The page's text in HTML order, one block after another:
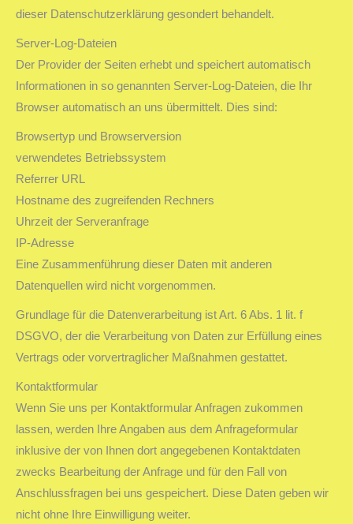
dieser Datenschutzerklärung gesondert behandelt.
Server-Log-Dateien
Der Provider der Seiten erhebt und speichert automatisch
Informationen in so genannten Server-Log-Dateien, die Ihr
Browser automatisch an uns übermittelt. Dies sind:
Browsertyp und Browserversion
verwendetes Betriebssystem
Referrer URL
Hostname des zugreifenden Rechners
Uhrzeit der Serveranfrage
IP-Adresse
Eine Zusammenführung dieser Daten mit anderen
Datenquellen wird nicht vorgenommen.
Grundlage für die Datenverarbeitung ist Art. 6 Abs. 1 lit. f
DSGVO, der die Verarbeitung von Daten zur Erfüllung eines
Vertrags oder vorvertraglicher Maßnahmen gestattet.
Kontaktformular
Wenn Sie uns per Kontaktformular Anfragen zukommen
lassen, werden Ihre Angaben aus dem Anfrageformular
inklusive der von Ihnen dort angegebenen Kontaktdaten
zwecks Bearbeitung der Anfrage und für den Fall von
Anschlussfragen bei uns gespeichert. Diese Daten geben wir
nicht ohne Ihre Einwilligung weiter.